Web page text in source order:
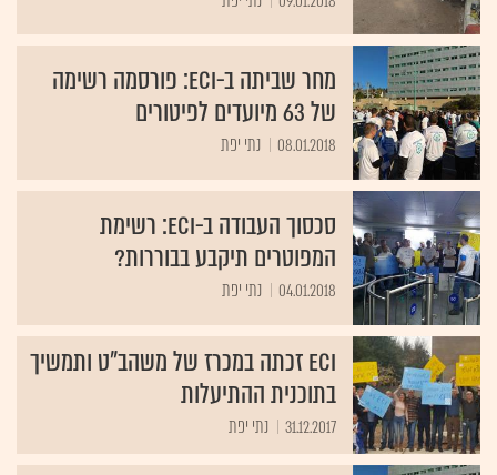
מחר שביתה ב-ECI: פורסמה רשימה
של 63 מיועדים לפיטורים
08.01.2018 נתי יפת
סכסוך העבודה ב-ECI: רשימת
המפוטרים תיקבע בבוררות?
04.01.2018 נתי יפת
ECI זכתה במכרז של משהב"ט ותמשיך
בתוכנית ההתיעלות
31.12.2017 נתי יפת